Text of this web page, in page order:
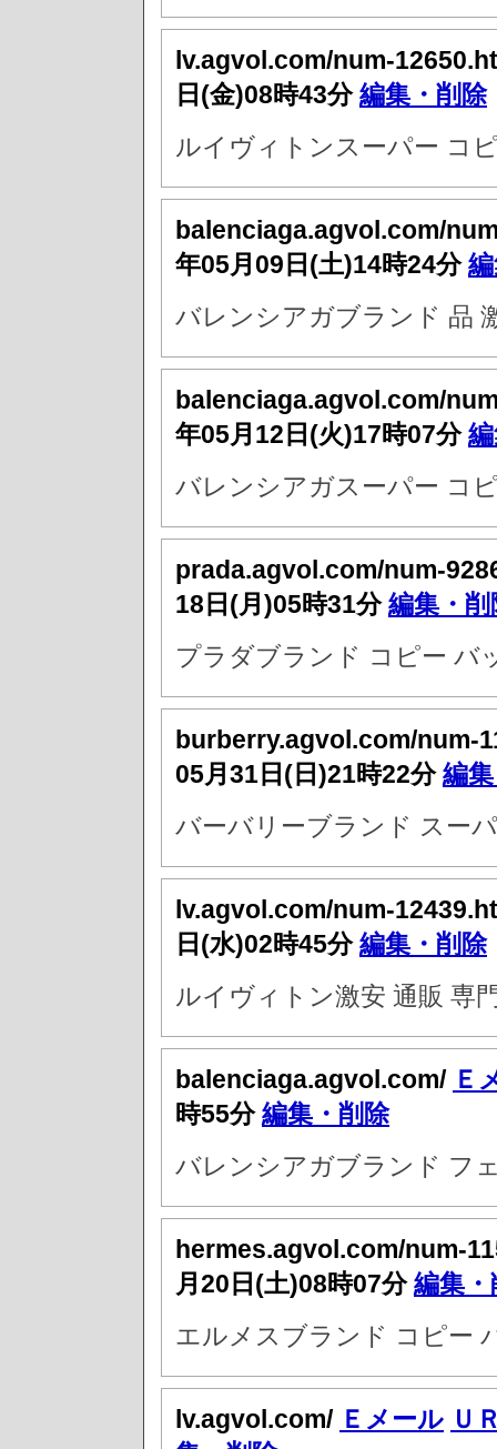
lv.agvol.com/num-
日(金)08時43分編集・削除
ルイヴィトンスーパー コ
balenciaga.agvol.com/
年05月09日(土)14時24分
バレンシアガブランド 品
balenciaga.agvol.com/
年05月12日(火)17時07分
バレンシアガスーパー コ
prada.agvol.com/num-
18日(月)05時31分編集・削
プラダブランド コピー バ
burberry.agvol.com/num-
05月31日(日)21時22分編
バーバリーブランド スー
lv.agvol.com/num-
日(水)02時45分編集・削除
ルイヴィトン激安 通販 専
balenciaga.agvol.com/ Ｅ
時55分編集・削除
バレンシアガブランド フ
hermes.agvol.com/num-
月20日(土)08時07分編集・
エルメスブランド コピー
lv.agvol.com/ Ｅメール Ｕ